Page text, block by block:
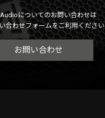
についてのお問い合わせは
合わせフォームをご利用ください
お問い合わせ